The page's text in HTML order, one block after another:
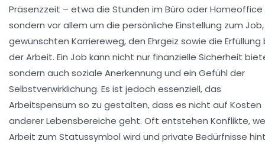
Präsenzzeit – etwa die Stunden im Büro oder Homeoffice
sondern vor allem um die persönliche Einstellung zum
gewünschten Karriereweg, den Ehrgeiz sowie die Erfüllung
der Arbeit. Ein Job kann nicht nur finanzielle Sicherheit
sondern auch soziale Anerkennung und ein Gefühl der
Selbstverwirklichung. Es ist jedoch essenziell, das
Arbeitspensum so zu gestalten, dass es nicht auf Kosten
anderer Lebensbereiche geht. Oft entstehen Konflikte,
Arbeit zum Statussymbol wird und private Bedürfnisse